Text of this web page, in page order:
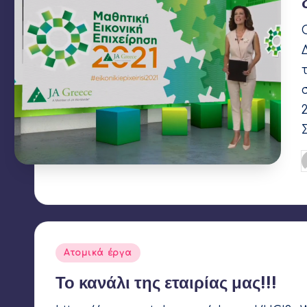
Αναρτήθηκε
Ατομικά έργα
Το κανάλι της εταιρίας μας!!!